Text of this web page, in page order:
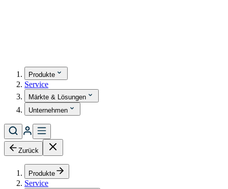
Produkte
Service
Märkte & Lösungen
Unternehmen
Zurück
Produkte
Service